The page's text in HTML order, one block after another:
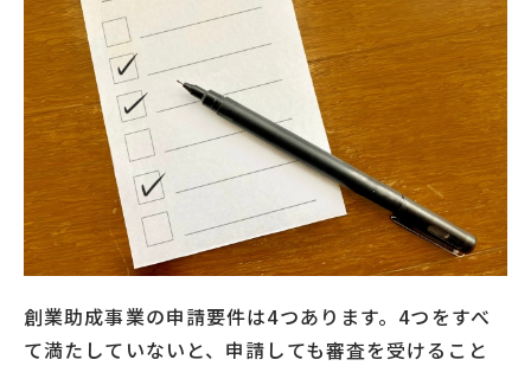
創業助成事業の申請要件は4つあります。4つをすべ
て満たしていないと、申請しても審査を受けること